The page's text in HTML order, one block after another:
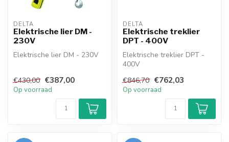
DELTA
Elektrische lier DM -
230V
Elektrische lier DM - 230V
€430,00 €387,00
Op voorraad
DELTA
Elektrische treklier
DPT - 400V
Elektrische treklier DPT -
400V
€846,70 €762,03
Op voorraad